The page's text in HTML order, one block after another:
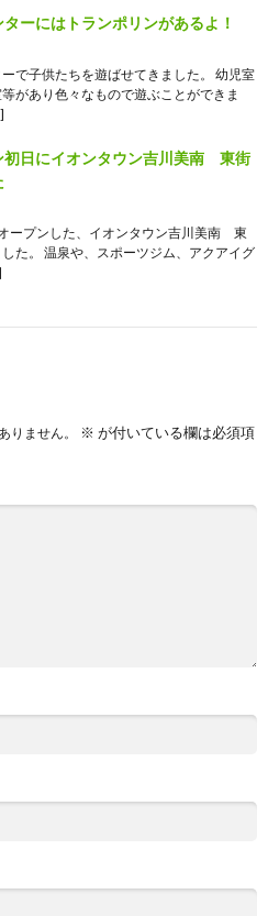
ーにはトランポリンがあるよ！
で子供たちを遊ばせてきました。 幼児室
があり色々なもので遊ぶことができま
初日にイオンタウン吉川美南 東街
ープンした、イオンタウン吉川美南 東
た。 温泉や、スポーツジム、アクアイグ
りません。 ※ が付いている欄は必須項